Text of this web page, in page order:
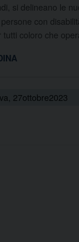
si delineano le
con
coloro che
27ottobre2023